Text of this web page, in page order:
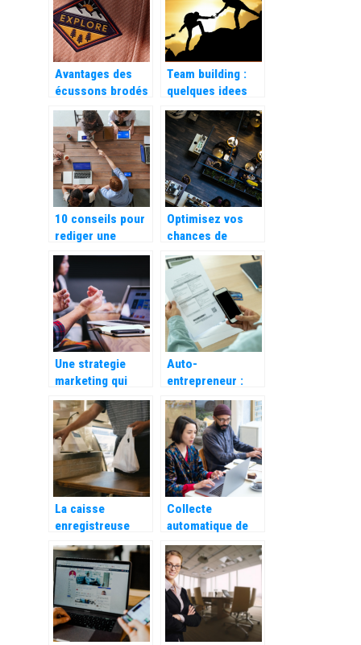
Avantages des
écussons brodés
personnalisés sur
les uniformes
Team building :
quelques idees
d’activites.
10 conseils pour
rediger une
publicite efficace
Optimisez vos
chances de
gagner encore
plus avec votre
hotel !
Une strategie
marketing qui
s’adapte aux
besoins de votre
entreprise
Auto-
entrepreneur :
Les avantages
d’utiliser une
application de
facturation
La caisse
enregistreuse
eco-responsable
: une innovation
pour un
commerce
durable
Collecte
automatique de
videos de
temoignages
clients :
Decouvrez leurs
utilites